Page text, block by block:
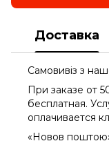
Доставка
Самовивіз з
При заказе от
бесплатная.
оплачиваетcя
«Новов поштою»